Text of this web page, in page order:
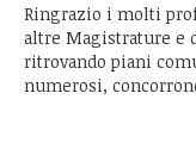
Ringrazio i molti
altre Magistrature e
ritrovando piani
numerosi,